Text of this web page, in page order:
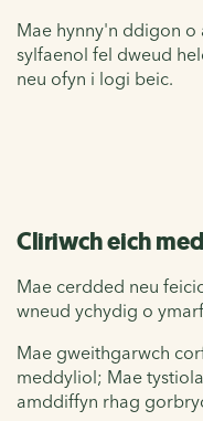
Mae hynny'n ddigon
sylfaenol fel dweud
neu ofyn i logi beic.
Cliriwch eich
Mae cerdded neu
wneud ychydig o
Mae gweithgarwch
meddyliol; Mae
amddiffyn rhag